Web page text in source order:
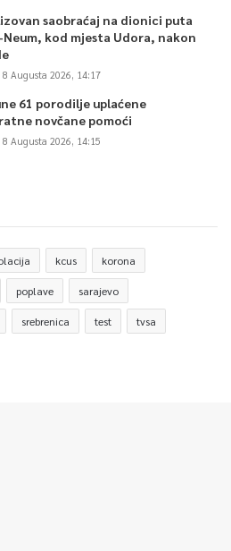
saobraćaj na dionici puta
kod mjesta Udora, nakon
8 Augusta 2026, 14:17
61 porodilje uplaćene
novčane pomoći
8 Augusta 2026, 14:15
kcus korona
poplave sarajevo
srebrenica test tvsa